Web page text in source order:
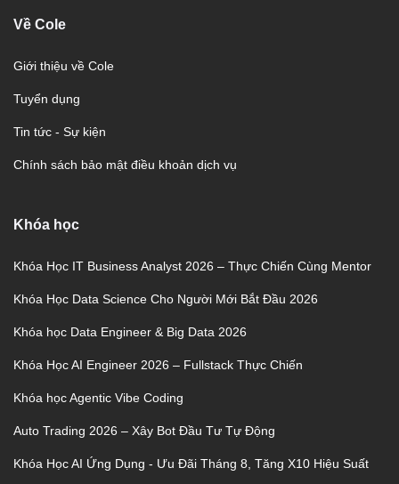
Về Cole
Giới thiệu về Cole
Tuyển dụng
Tin tức - Sự kiện
Chính sách bảo mật điều khoản dịch vụ
Khóa học
Khóa Học IT Business Analyst 2026 – Thực Chiến Cùng Mentor
Khóa Học Data Science Cho Người Mới Bắt Đầu 2026
Khóa học Data Engineer & Big Data 2026
Khóa Học AI Engineer 2026 – Fullstack Thực Chiến
Khóa học Agentic Vibe Coding
Auto Trading 2026 – Xây Bot Đầu Tư Tự Động
Khóa Học AI Ứng Dụng - Ưu Đãi Tháng 8, Tăng X10 Hiệu Suất